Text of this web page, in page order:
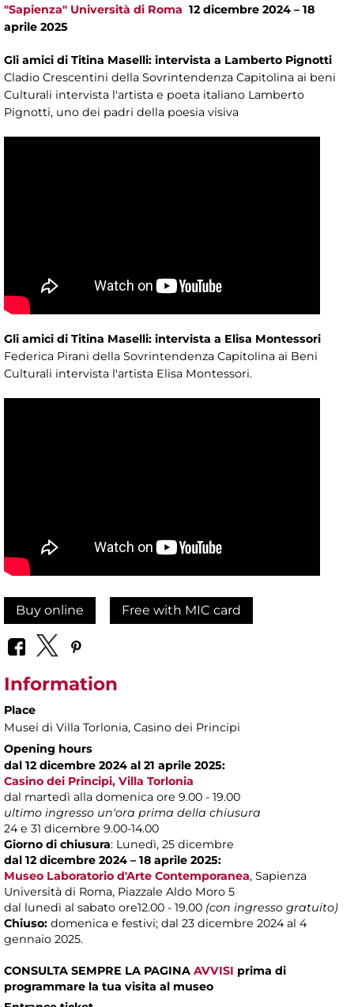
"Sapienza" Università di Roma 12 dicembre 2024 – 18
aprile 2025
Gli amici di Titina Maselli: intervista a Lamberto Pignotti
Cladio Crescentini della Sovrintendenza Capitolina ai beni
Culturali intervista l'artista e poeta italiano Lamberto
Pignotti, uno dei padri della poesia visiva
Gli amici di Titina Maselli: intervista a Elisa Montessori
Federica Pirani della Sovrintendenza Capitolina ai Beni
Culturali intervista l'artista Elisa Montessori.
Buy online Free with MIC card
Information
Place
Musei di Villa Torlonia, Casino dei Principi
Opening hours
dal 12 dicembre 2024 al 21 aprile 2025:
Casino dei Principi, Villa Torlonia
dal martedì alla domenica ore 9.00 - 19.00
ultimo ingresso un'ora prima della chiusura
24 e 31 dicembre 9.00-14.00
Giorno di chiusura: Lunedì, 25 dicembre
dal 12 dicembre 2024 – 18 aprile 2025:
Museo Laboratorio d'Arte Contemporanea, Sapienza
Università di Roma, Piazzale Aldo Moro 5
dal lunedì al sabato ore12.00 - 19.00 (con ingresso gratuito)
Chiuso: domenica e festivi; dal 23 dicembre 2024 al 4
gennaio 2025.
CONSULTA SEMPRE LA PAGINA AVVISI prima di
programmare la tua visita al museo